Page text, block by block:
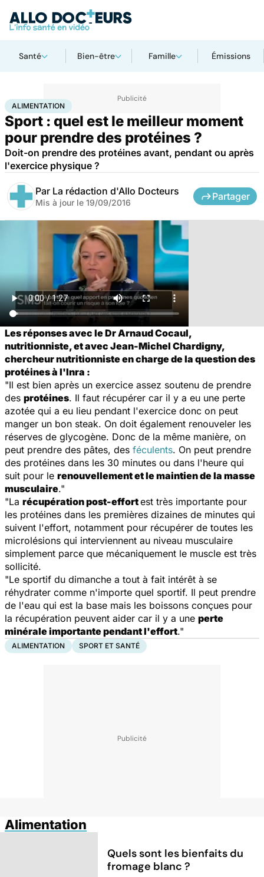
Santé Bien-être Famille Émissions
AccueilBien-être Sport santé Alimentation
ALIMENTATION
Sport : quel est le meilleur moment
pour prendre des protéines ?
Doit-on prendre des protéines avant, pendant ou après
l'exercice physique ?
Par La rédaction d'Allo Docteurs
Mis à jour le 19/09/2016
Partager
Les réponses avec le Dr Arnaud Cocaul,
nutritionniste, et avec Jean-Michel Chardigny,
chercheur nutritionniste en charge de la question des
protéines à l'Inra :
"Il est bien après un exercice assez soutenu de prendre
des protéines. Il faut récupérer car il y a eu une perte
azotée qui a eu lieu pendant l'exercice donc on peut
manger un bon steak. On doit également renouveler les
réserves de glycogène. Donc de la même manière, on
peut prendre des pâtes, des féculents. On peut prendre
des protéines dans les 30 minutes ou dans l'heure qui
suit pour le renouvellement et le maintien de la masse
musculaire."
"La récupération post-effortest très importante pour
les protéines dans les premières dizaines de minutes qui
suivent l'effort, notamment pour récupérer de toutes les
microlésions qui interviennent au niveau musculaire
simplement parce que mécaniquement le muscle est très
sollicité.
"Le sportif du dimanche a tout à fait intérêt à se
réhydrater comme n'importe quel sportif. Il peut prendre
de l'eau qui est la base mais les boissons conçues pour
la récupération peuvent aider car il y a une perte
minérale importante pendant l'effort."
ALIMENTATION SPORT ET SANTÉ
Alimentation
Quels sont les bienfaits du
fromage blanc ?